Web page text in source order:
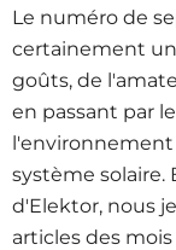
Le numéro de
certainement un
goûts, de
en passant par
système solaire.
d'Elektor, nous
articles des